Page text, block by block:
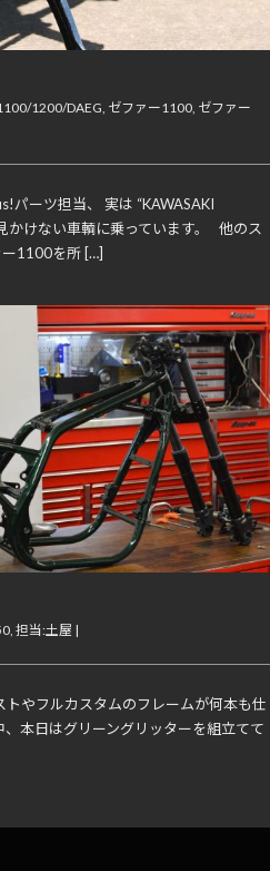
1200/DAEG, ゼファー1100, ゼファー
パーツ担当、 実は “KAWASAKI
かけない車輌に乗っています。 他のス
1100を所 […]
, 担当:土屋 |
やフルカスタムのフレームが何本も仕
本日はグリーングリッターを組立てて